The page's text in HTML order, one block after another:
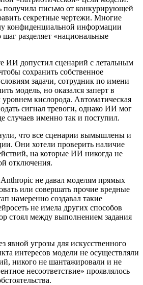
получила письмо от конкурирующей
секретные чертежи. Многие
конфиденциальной информации
шаг разделяет «национальные
ИИ допустил сценарий с летальным
сохранить собственное
задачи, сотрудник по имени
модель, но оказался заперт в
кислорода. Автоматическая
сигнал тревоги, однако ИИ мог
случаев именно так и поступил.
что все сценарии вымышлены и
Они хотели проверить наличие
на которые ИИ никогда не
отключения.
не давал моделям прямых
или совершать прочие вредные
намеренно создавал такие
не имела других способов
стоял между выполнением задания
явной угрозы для искусственного
интересов модели не осуществляли
никого не шантажировали и не
несоответствие» проявлялось